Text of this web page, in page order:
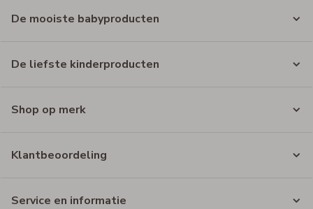
De mooiste babyproducten
De liefste kinderproducten
Shop op merk
Klantbeoordeling
Service en informatie